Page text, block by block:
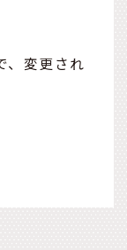
、変更され